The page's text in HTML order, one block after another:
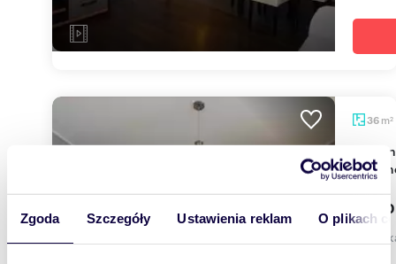
Zgoda Szczegóły Ustawienia reklam O plikach
36 m2
2